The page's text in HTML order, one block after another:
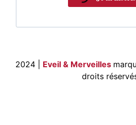
2024 | Eveil & Merveilles
droits